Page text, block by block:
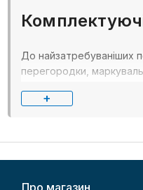
До найзатребуваніших
перегородки,
+
Про магазин